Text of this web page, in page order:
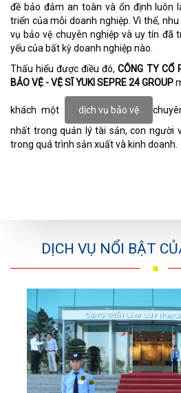
đề bảo đảm an toàn và ổn định luôn
triển của mỗi doanh nghiệp. Vì thế,
vụ bảo vệ chuyên nghiệp và uy tín đã
yếu của bất kỳ doanh nghiệp nào.
Thấu hiểu được điều đó,CÔNG TY CỔ
BẢO VỆ - VỆ SĨ YUKI SEPRE 24 GROUP
khách một dịch vụ bảo vệ
nhất trong quản lý tài sản, con người
trong quá trình sản xuất và kinh doanh.
DỊCH VỤ NỔI BẬT